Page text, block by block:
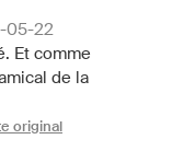
05-22
Et comme
de la
original